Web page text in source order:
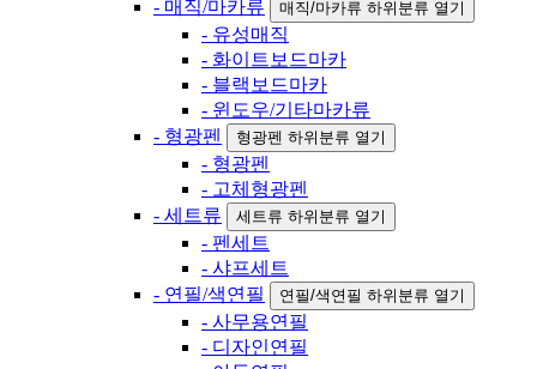
- 매직/마카류
매직/마카류 하위분류 열기
- 유성매직
- 화이트보드마카
- 블랙보드마카
- 윈도우/기타마카류
- 형광펜
형광펜 하위분류 열기
- 형광펜
- 고체형광펜
- 세트류
세트류 하위분류 열기
- 펜세트
- 샤프세트
- 연필/색연필
연필/색연필 하위분류 열기
- 사무용연필
- 디자인연필